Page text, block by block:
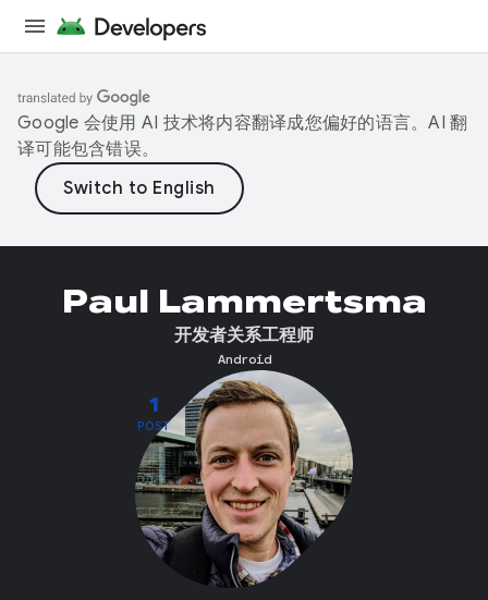
Google 会使用 AI 技术将内容翻译成您偏好的语言。AI 翻
译可能包含错误。
1
POST
Paul Lammertsma
开发者关系工程师
Android